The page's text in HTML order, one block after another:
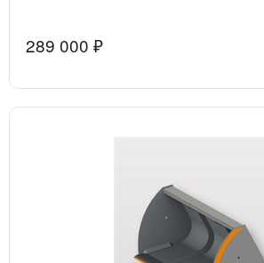
289 000 ₽